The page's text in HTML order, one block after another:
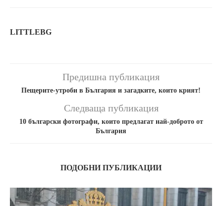
LITTLEBG
Предишна публикация
Пещерите-утроби в България и загадките, които крият!
Следваща публикация
10 български фотографи, които предлагат най-доброто от
България
ПОДОБНИ ПУБЛИКАЦИИ